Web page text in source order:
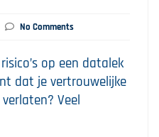
No Comments
op een datalek
dat je vertrouwelijke
Veel